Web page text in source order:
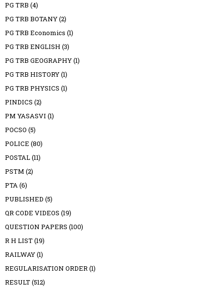
PG TRB (4)
PG TRB BOTANY(2)
PG TRB Economics (1)
PG TRB ENGLISH (3)
PG TRB GEOGRAPHY(1)
PG TRB HISTORY(1)
PG TRB PHYSICS (1)
PINDICS (2)
PM YASASVI (1)
POCSO (5)
POLICE (80)
POSTAL(11)
PSTM (2)
PTA(6)
PUBLISHED (5)
QR CODE VIDEOS (19)
QUESTION PAPERS (100)
R H LIST(19)
RAILWAY(1)
REGULARISATION ORDER(1)
RESULT(512)